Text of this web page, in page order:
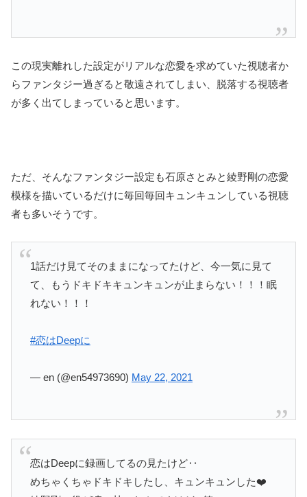
この現実離れした設定がリアルな恋愛を求めていた視聴者か
らファンタジー過ぎると敬遠されてしまい、脱落する視聴者
が多く出てしまっていると思います。
ただ、そんなファンタジー設定も石原さとみと綾野剛の恋愛
模様を描いているだけに毎回毎回キュンキュンしている視聴
者も多いそうです。
1話だけ見てそのままになってたけど、今一気に見て
て、もうドキドキキュンキュンが止まらない！！！眠
れない！！！
#恋はDeepに
— en (@en54973690) May 22, 2021
恋はDeepに録画してるの見たけど‥
めちゃくちゃドキドキしたし、キュンキュンした❤️